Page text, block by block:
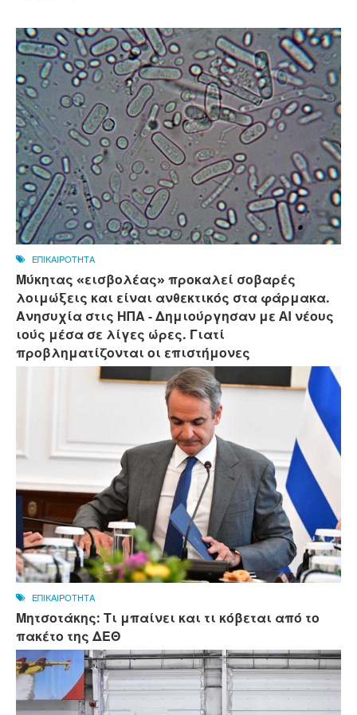
ΕΠΙΚΑΙΡΟΤΗΤΑ
Μύκητας «εισβολέας» προκαλεί σοβαρές
λοιμώξεις και είναι ανθεκτικός στα φάρμακα.
Ανησυχία στις ΗΠΑ - Δημιούργησαν με AI νέους
ιούς μέσα σε λίγες ώρες. Γιατί
προβληματίζονται οι επιστήμονες
ΕΠΙΚΑΙΡΟΤΗΤΑ
Μητσοτάκης: Τι μπαίνει και τι κόβεται από το
πακέτο της ΔΕΘ